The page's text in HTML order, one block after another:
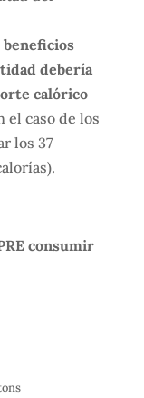
debería
calórico
el caso de los
los 37
consumir